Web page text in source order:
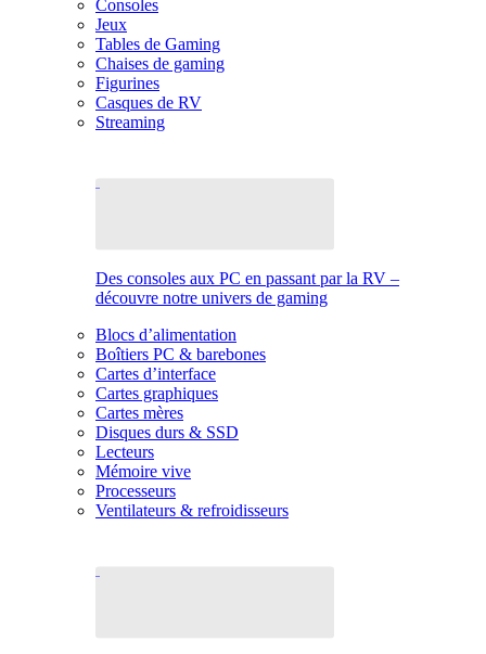
Consoles
Jeux
Tables de Gaming
Chaises de gaming
Figurines
Casques de RV
Streaming
Des consoles aux PC en passant par la RV –
découvre notre univers de gaming
Blocs d’alimentation
Boîtiers PC & barebones
Cartes d’interface
Cartes graphiques
Cartes mères
Disques durs & SSD
Lecteurs
Mémoire vive
Processeurs
Ventilateurs & refroidisseurs